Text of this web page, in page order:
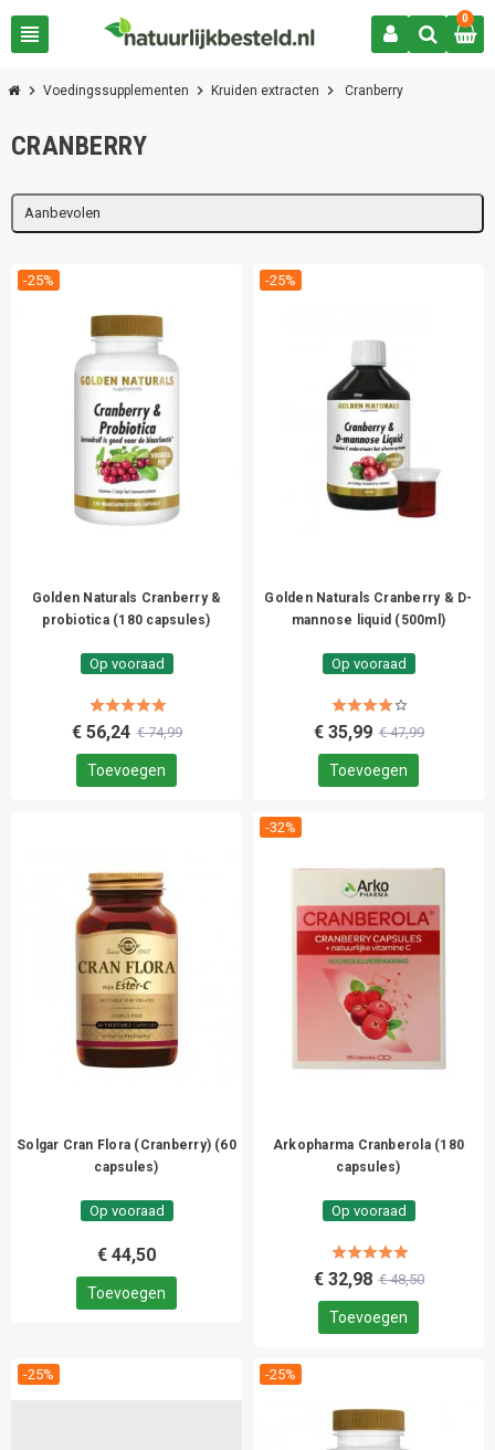
view_headline
0
chevron_right Voedingssupplementen chevron_right Kruiden extracten chevron_right Cranberry
CRANBERRY
Aanbevolen
-25%
Golden Naturals Cranberry &
probiotica (180 capsules)
Op vooraad
€ 56,24 € 74,99
Toevoegen
-25%
Golden Naturals Cranberry & D-
mannose liquid (500ml)
Op vooraad
€ 35,99 € 47,99
Toevoegen
Solgar Cran Flora (Cranberry) (60
capsules)
Op vooraad
€ 44,50
Toevoegen
-32%
Arkopharma Cranberola (180
capsules)
Op vooraad
€ 32,98 € 48,50
Toevoegen
-25% -25%